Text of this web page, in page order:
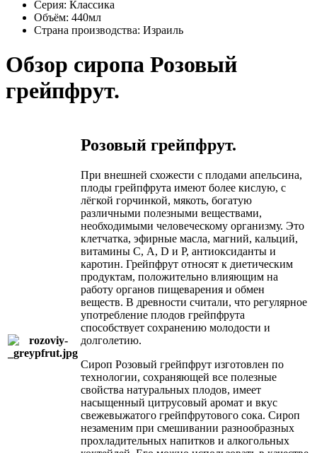
Серия: Классика
Объём: 440мл
Страна производства: Израиль
Обзор сиропа Розовый
грейпфрут.
Розовый грейпфрут.
При внешней схожести с плодами апельсина,
плоды грейпфрута имеют более кислую, с
лёгкой горчинкой, мякоть, богатую
различными полезными веществами,
необходимыми человеческому организму. Это
клетчатка, эфирные масла, магний, кальций,
витамины С, A, D и Р, антиоксиданты и
каротин. Грейпфрут относят к диетическим
продуктам, положительно влияющим на
работу органов пищеварения и обмен
веществ. В древности считали, что регулярное
употребление плодов грейпфрута
способствует сохранению молодости и
долголетию.
Сироп Розовый грейпфрут изготовлен по
технологии, сохраняющей все полезные
свойства натуральных плодов, имеет
насыщенный цитрусовый аромат и вкус
свежевыжатого грейпфрутового сока. Сироп
незаменим при смешивании разнообразных
прохладительных напитков и алкогольных